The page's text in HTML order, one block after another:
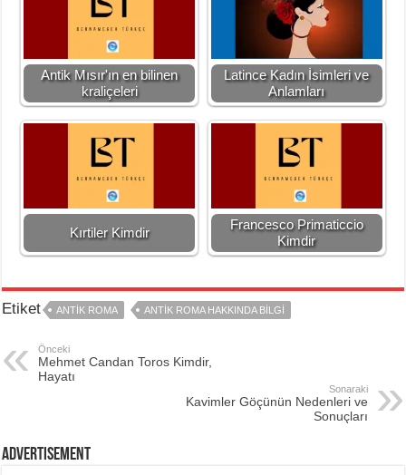
Antik Mısır'ın en bilinen
kraliçeleri
Latince Kadın İsimleri ve
Anlamları
Kırtiler Kimdir
Francesco Primaticcio
Kimdir
Etiket ANTIK ROMA ANTIK ROMA HAKKINDA BILGI
Önceki
Mehmet Candan Toros Kimdir,
Hayatı
Sonaraki
Kavimler Göçünün Nedenleri ve
Sonuçları
Advertisement